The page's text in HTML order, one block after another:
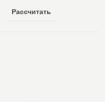
Рассчитать